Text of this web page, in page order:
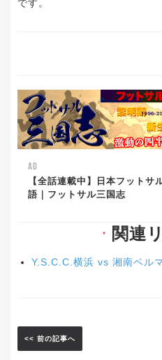
です。
AD
【全話連載中】日本フットサ
語｜フットサル三国志
▼ 関連
Y.S.C.C.横浜 vs 湘南ベル
<< 前の記事へ